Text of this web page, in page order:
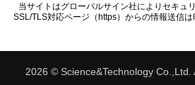
当サイトはグローバルサイン社によりセキュ
SSL/TLS対応ページ（https）からの情報送信は
2026 © Science&Technology Co.,Ltd.